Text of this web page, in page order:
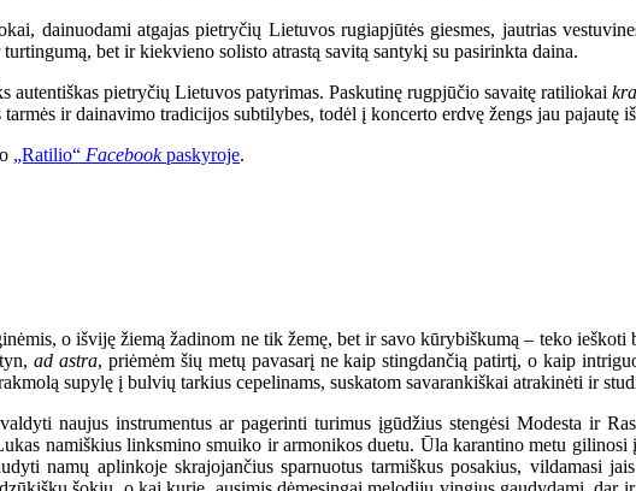
dainuodami atgajas pietryčių Lietuvos rugiapjūtės giesmes, jautrias
bet ir kiekvieno solisto atrastą savitą santykį su pasirinkta daina.
autentiškas pietryčių Lietuvos patyrimas. Paskutinę rugpjūčio savaitę ratiliokai
ir dainavimo tradicijos subtilybes, todėl į koncerto erdvę žengs jau
„Ratilio“ Facebookpaskyroje.
o išviję žiemą žadinom ne tik žemę, bet ir savo kūrybiškumą – teko
ad astra, priėmėm šių metų pavasarį ne kaip stingdančią patirtį, o kaip
supylę į bulvių tarkius cepelinams, suskatom savarankiškai atrakinėti ir
naujus instrumentus ar pagerinti turimus įgūdžius stengėsi Modesta ir
namiškius linksmino smuiko ir armonikos duetu. Ūla karantino metu
namų aplinkoje skrajojančius sparnuotus tarmiškus posakius, vildamasi